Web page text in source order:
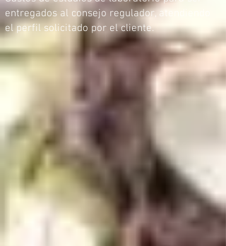
entregados al consejo regulador, atendiendo
el perfil solicitado por el cliente.